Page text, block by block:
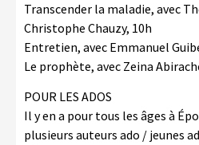
Transcender la maladie, avec
Christophe Chauzy, 10h
Entretien, avec Emmanuel
Le prophète, avec Zeina
POUR LES ADOS
Il y en a pour tous les âges à
plusieurs auteurs ado / jeunes